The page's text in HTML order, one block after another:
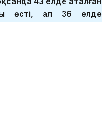
өсті, ал 36 елде